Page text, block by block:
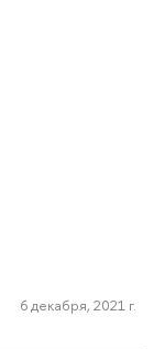
6 декабря, 2021 г.